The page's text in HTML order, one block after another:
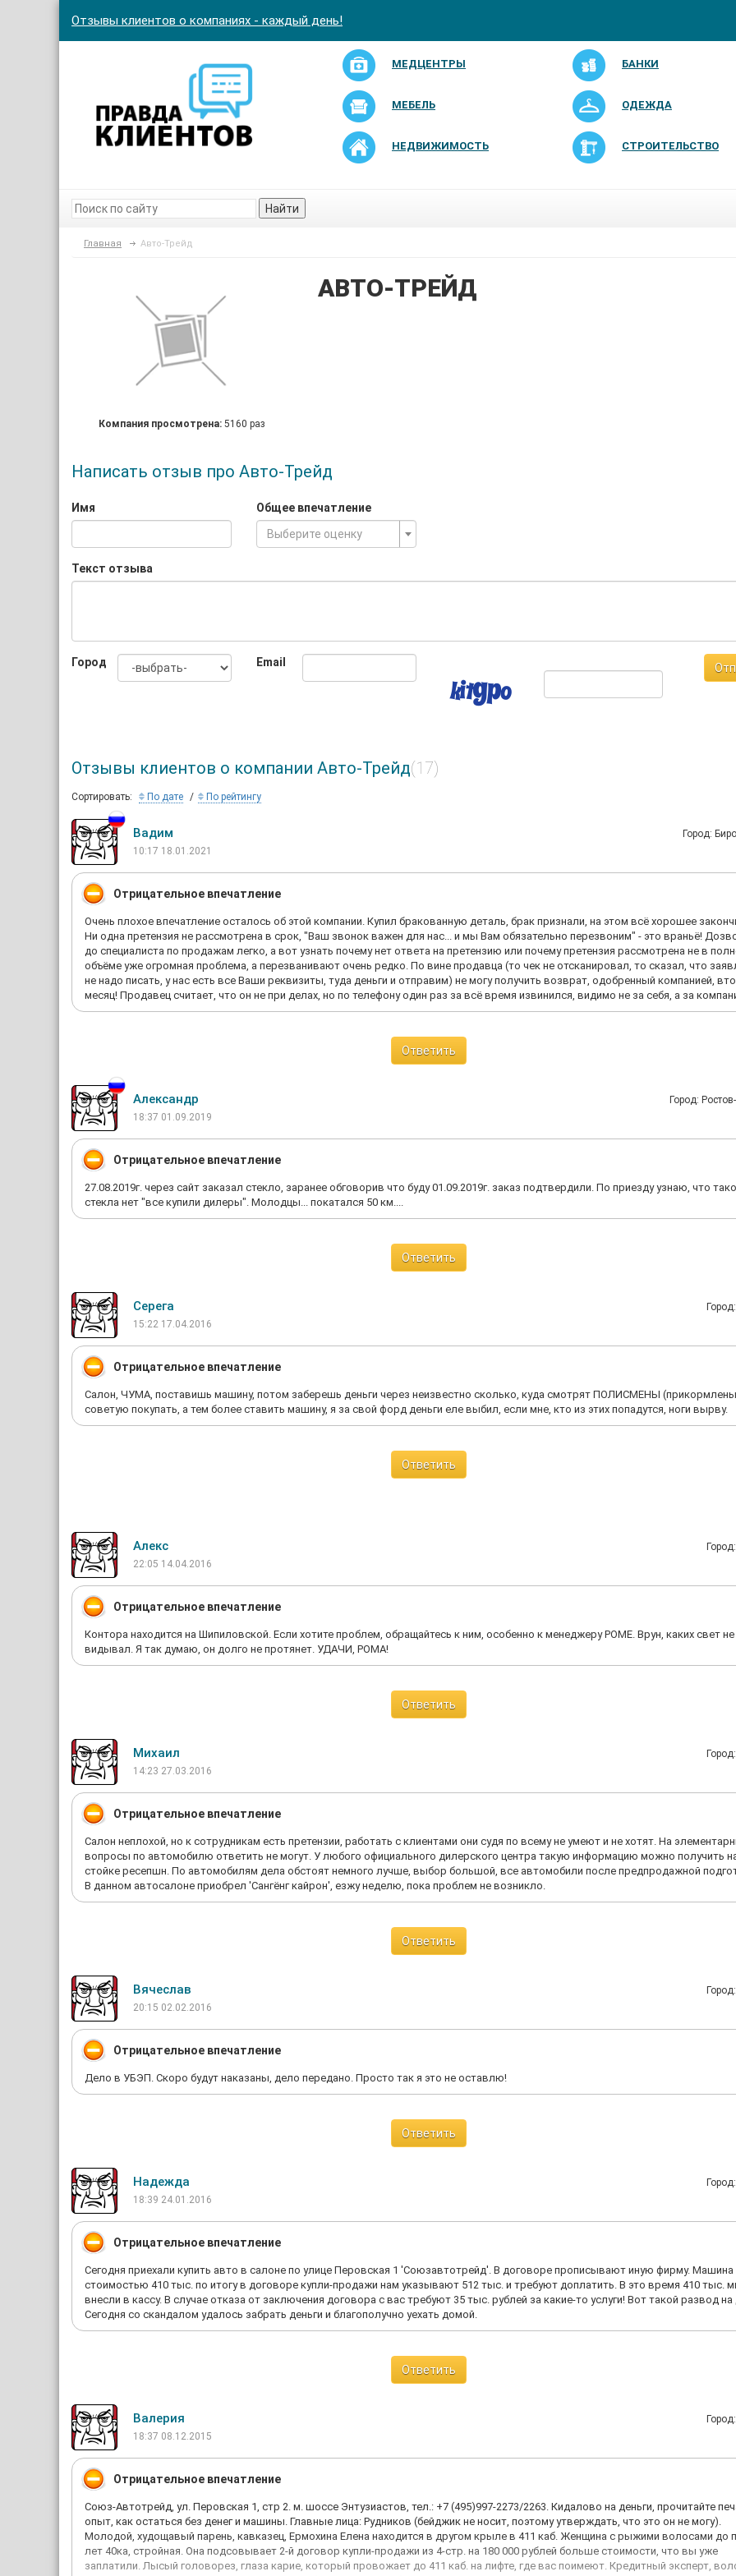
Отзывы клиентов о компаниях - каждый день!
МЕДЦЕНТРЫ БАНКИ
МЕБЕЛЬ ОДЕЖДА
НЕДВИЖИМОСТЬ СТРОИТЕЛЬСТВО
Найти
Главная Авто-Трейд
Компания просмотрена:5160 раз
АВТО-ТРЕЙД
Написать отзыв про Авто-Трейд
Имя
Общее впечатление
Выберите оценку
Текст отзыва
Город Email
Отзывы клиентов о компании Авто-Трейд(17)
Сортировать: По дате По рейтингу
Вадим
Город:
10:17 18.01.2021
Отрицательное впечатление
Очень плохое впечатление осталось об этой компании. Купил бракованную деталь, брак признали, на этом всё хорошее
Ни одна претензия не рассмотрена в срок, "Ваш звонок важен для нас... и мы Вам обязательно перезвоним" - это враньё!
до специалиста по продажам легко, а вот узнать почему нет ответа на претензию или почему претензия рассмотрена не в
объёме уже огромная проблема, а перезванивают очень редко. По вине продавца (то чек не отсканировал, то сказал, что
не надо писать, у нас есть все Ваши реквизиты, туда деньги и отправим) не могу получить возврат, одобренный компанией,
месяц! Продавец считает, что он не при делах, но по телефону один раз за всё время извинился, видимо не за себя, а за
Ответить
Александр
Город:
18:37 01.09.2019
Отрицательное впечатление
27.08.2019г. через сайт заказал стекло, заранее обговорив что буду 01.09.2019г. заказ подтвердили. По приезду узнаю, что
стекла нет "все купили дилеры". Молодцы... покатался 50 км....
Ответить
Серега
15:22 17.04.2016
Отрицательное впечатление
Салон, ЧУМА, поставишь машину, потом заберешь деньги через неизвестно сколько, куда смотрят ПОЛИСМЕНЫ
советую покупать, а тем более ставить машину, я за свой форд деньги еле выбил, если мне, кто из этих попадутся, ноги вырву.
Ответить
Алекс
22:05 14.04.2016
Отрицательное впечатление
Контора находится на Шипиловской. Если хотите проблем, обращайтесь к ним, особенно к менеджеру РОМЕ. Врун, каких свет не
видывал. Я так думаю, он долго не протянет. УДАЧИ, РОМА!
Ответить
Михаил
14:23 27.03.2016
Отрицательное впечатление
Салон неплохой, но к сотрудникам есть претензии, работать с клиентами они судя по всему не умеют и не хотят. На
вопросы по автомобилю ответить не могут. У любого официального дилерского центра такую информацию можно получить
стойке ресепшн. По автомобилям дела обстоят немного лучше, выбор большой, все автомобили после предпродажной
В данном автосалоне приобрел 'Сангёнг кайрон', езжу неделю, пока проблем не возникло.
Ответить
Вячеслав
20:15 02.02.2016
Отрицательное впечатление
Дело в УБЭП. Скоро будут наказаны, дело передано. Просто так я это не оставлю!
Ответить
Надежда
18:39 24.01.2016
Отрицательное впечатление
Сегодня приехали купить авто в салоне по улице Перовская 1 'Союзавтотрейд'. В договоре прописывают иную фирму. Машина
стоимостью 410 тыс. по итогу в договоре купли-продажи нам указывают 512 тыс. и требуют доплатить. В это время 410 тыс.
внесли в кассу. В случае отказа от заключения договора с вас требуют 35 тыс. рублей за какие-то услуги! Вот такой развод на
Сегодня со скандалом удалось забрать деньги и благополучно уехать домой.
Ответить
Валерия
18:37 08.12.2015
Отрицательное впечатление
Союз-Автотрейд, ул. Перовская 1, стр 2. м. шоссе Энтузиастов, тел.: +7 (495)997-2273/2263. Кидалово на деньги, прочитайте
опыт, как остаться без денег и машины. Главные лица: Рудников (бейджик не носит, поэтому утверждать, что это он не могу).
Молодой, худощавый парень, кавказец, Ермохина Елена находится в другом крыле в 411 каб. Женщина с рыжими волосами до
лет 40ка, стройная. Она подсовывает 2-й договор купли-продажи из 4-стр. на 180 000 рублей больше стоимости, что вы уже
заплатили. Лысый головорез, глаза карие, который провожает до 411 каб. на лифте, где вас поимеют. Кредитный эксперт,